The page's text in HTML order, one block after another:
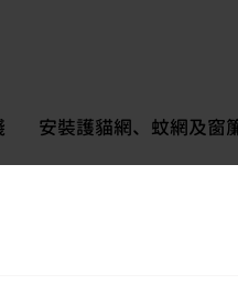
安裝護貓網、蚊網及窗